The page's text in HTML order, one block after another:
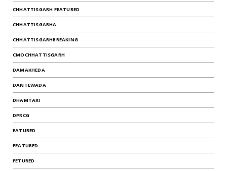
CHHATTISGARH FEATURED
CHHATTISGARHA
CHHATTISGARHBREAKING
CMOCHHATTISGARH
DAMAKHEDA
DANTEWADA
DHAMTARI
DPRCG
EATURED
FEATURED
FETURED